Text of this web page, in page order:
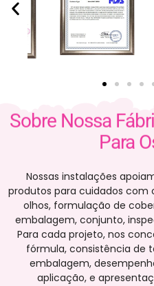
Sobre Nossa
Para
Nossas instalações
produtos para cuidados com
olhos, formulação de
embalagem, conjunto,
Para cada projeto, nos
fórmula, consistência de
embalagem,
aplicação, e